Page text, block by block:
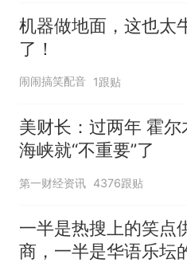
机器做地面，这也太
了！
闹闹搞笑配音 1跟贴
美财长：过两年 霍尔
海峡就“不重要”了
第一财经资讯 4376跟贴
一半是热搜上的笑点
商，一半是华语乐坛